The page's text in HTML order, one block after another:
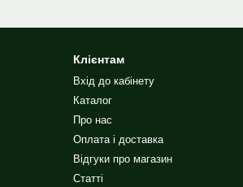
Клієнтам
Вхід до кабінету
Каталог
Про нас
Оплата і доставка
Відгуки про магазин
Статті